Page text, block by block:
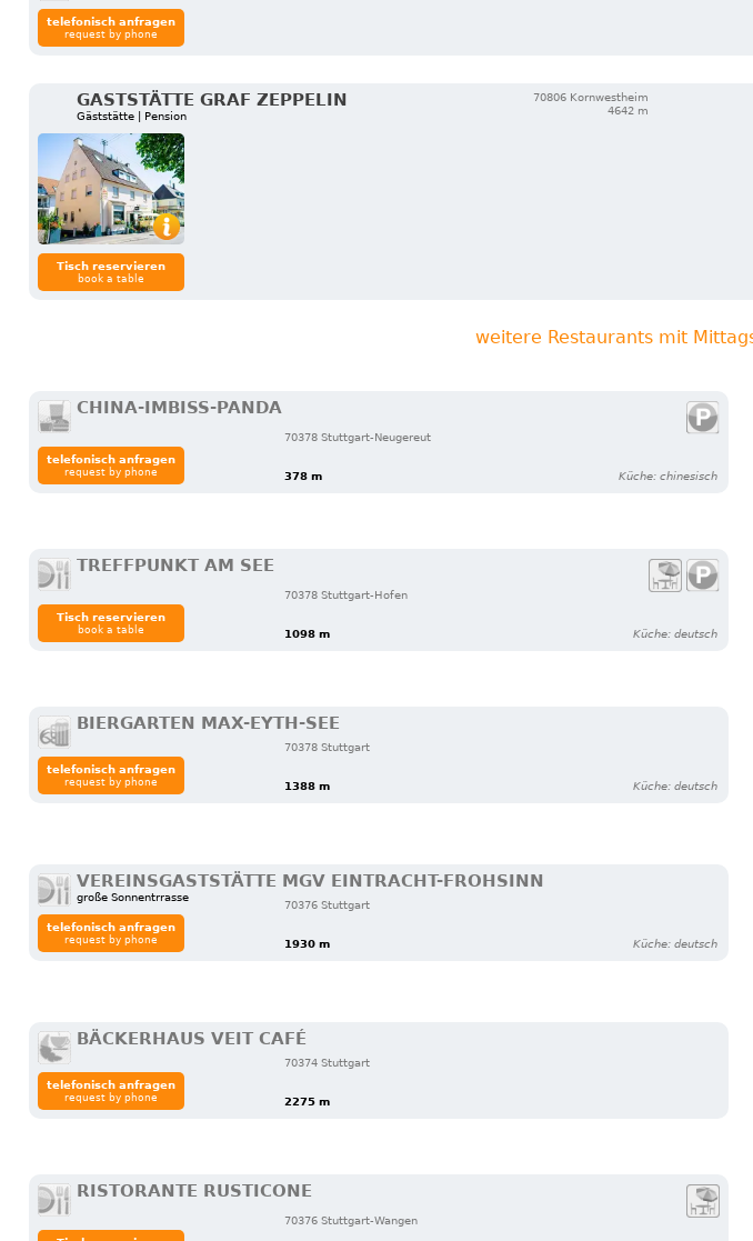
telefonisch anfragen
request by phone
GASTSTÄTTE GRAF ZEPPELIN
Gäststätte | Pension
70806 Kornwestheim
4642 m
Tisch reservieren
book a table
weitere Restaurants mit
CHINA-IMBISS-PANDA
70378 Stuttgart-Neugereut
378 m Küche: chinesisch
telefonisch anfragen
request by phone
TREFFPUNKT AM SEE
70378 Stuttgart-Hofen
1098 m Küche: deutsch
Tisch reservieren
book a table
BIERGARTEN MAX-EYTH-SEE
70378 Stuttgart
1388 m Küche: deutsch
telefonisch anfragen
request by phone
VEREINSGASTSTÄTTE MGV EINTRACHT-FROHSINN
große Sonnentrrasse
70376 Stuttgart
1930 m Küche: deutsch
telefonisch anfragen
request by phone
BÄCKERHAUS VEIT CAFÉ
70374 Stuttgart
2275 m
telefonisch anfragen
request by phone
RISTORANTE RUSTICONE
70376 Stuttgart-Wangen